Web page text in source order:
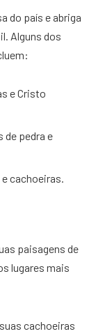
do país e abriga
Alguns dos
e Cristo
de pedra e
cachoeiras.
paisagens de
lugares mais
cachoeiras